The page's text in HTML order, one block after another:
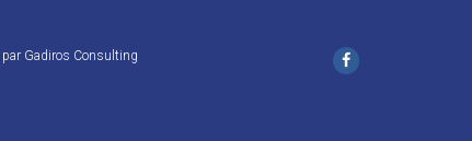
par Gadiros Consulting